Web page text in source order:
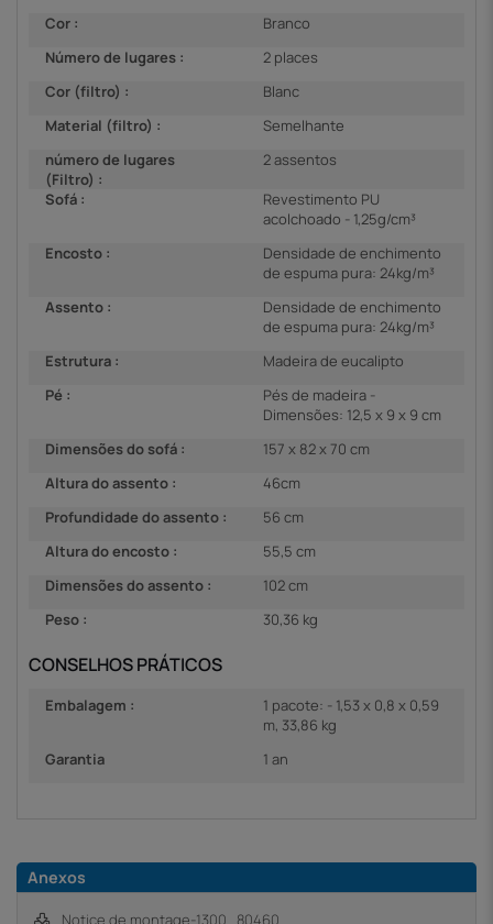
Cor :
Branco
Número de lugares :
2 places
Cor (filtro) :
Blanc
Material (filtro) :
Semelhante
número de lugares
(Filtro) :
2 assentos
Sofá :
Revestimento PU
acolchoado - 1,25g/cm³
Encosto :
Densidade de enchimento
de espuma pura: 24kg/m³
Assento :
Densidade de enchimento
de espuma pura: 24kg/m³
Estrutura :
Madeira de eucalipto
Pé :
Pés de madeira -
Dimensões: 12,5 x 9 x 9 cm
Dimensões do sofá :
157 x 82 x 70 cm
Altura do assento :
46cm
Profundidade do assento :
56 cm
Altura do encosto :
55,5 cm
Dimensões do assento :
102 cm
Peso :
30,36 kg
CONSELHOS PRÁTICOS
Embalagem :
1 pacote: - 1,53 x 0,8 x 0,59
m, 33,86 kg
Garantia
1 an
Anexos
Notice de montage-1300_80460